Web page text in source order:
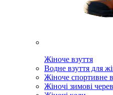
Жіноче взуття
Водне взуття для
Жіноче спортивне
Жіночі зимові